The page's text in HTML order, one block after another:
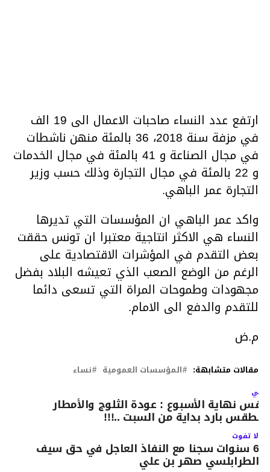
ارتفع عدد النساء صاحبات الاعمال الى 19 الف
في مزفة سنة 2018، 36 بالمئة منهن ناشطات
في مجال الصناعة و 41 بالمئة في مجال الخدمات
و 22 بالمئة في مجال التجارة وذلك حسب وزير
التجارة عمر الباهي.
واكد عمر الباهي ان المؤسسات التي تديرها
النساء هي الاكثر انتاجية معتبرا ان تونس حققت
بعض التقدم في المؤشرات الاقتصادية على
الرغم من الوضع الصعب الذي تعيشه البلاد بفضل
مجهودات وطموحات المراة التي تسعى دائما
للتقدم والدفع الى الامام.
م.ض
مقالات متشابهة: المؤسسات العمومية نساء
نهاية الأسبوع : عودة الثلوج والأمطار
بارد بداية من السبت ..!!!
لا تفوت
6 سنوات سجنا مع النفاذ العاجل في حق سيف
الطرابلسي صهر بن علي